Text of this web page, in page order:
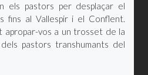
els pastors per desplaçar el
fins al Vallespir i el Conflent.
apropar-vos a un trosset de la
pastors transhumants del